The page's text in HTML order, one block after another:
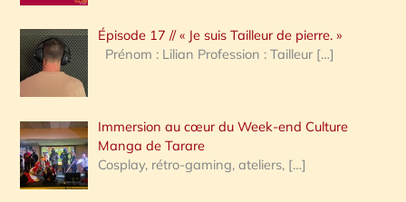
c
h
e
:
Épisode 17 // « Je suis Tailleur de pierre. »
Prénom : Lilian Profession : Tailleur […]
Immersion au cœur du Week-end Culture
Manga de Tarare
Cosplay, rétro-gaming, ateliers, […]